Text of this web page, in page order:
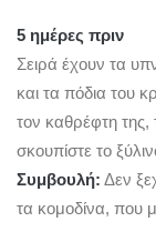
5 ημέρες πριν
Σειρά έχουν τα
και τα πόδια του
τον καθρέφτη της,
σκουπίστε το
Συμβουλή: Δεν
τα κομοδίνα, που